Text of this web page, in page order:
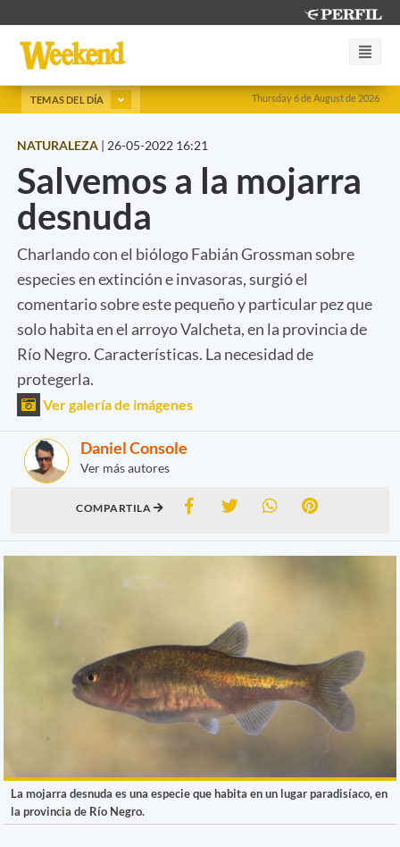
Thursday 6 de August de 2026
TEMAS DEL DÍA
NATURALEZA | 26-05-2022 16:21
Salvemos a la mojarra
desnuda
Charlando con el biólogo Fabián Grossman sobre
especies en extinción e invasoras, surgió el
comentario sobre este pequeño y particular pez que
solo habita en el arroyo Valcheta, en la provincia de
Río Negro. Características. La necesidad de
protegerla.
Ver galería de imágenes
Daniel Console
Ver más autores
COMPARTILA
La mojarra desnuda es una especie que habita en un lugar paradisíaco, en
la provincia de Río Negro.